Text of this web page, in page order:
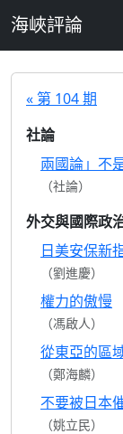
海峽評論
« 第 104 期
社論
兩國論」不
（社論）
外交與國際政
日美安保新
（劉進慶）
權力的傲慢
（馮啟人）
從東亞的區
（鄭海麟）
不要被日本
（姚立民）